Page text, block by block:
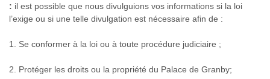
: il est possible que nous divulguions vos informations si la loi
l’exige ou si une telle divulgation est nécessaire afin de :
1. Se conformer à la loi ou à toute procédure judiciaire ;
2. Protéger les droits ou la propriété du Palace de Granby;